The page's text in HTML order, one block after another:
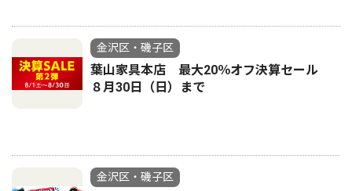
金沢区・磯子区
葉山家具本店 最大20％オフ決算セール
８月30日（日）まで
金沢区・磯子区